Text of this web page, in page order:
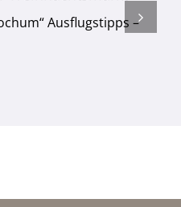
Ausflugstipps –